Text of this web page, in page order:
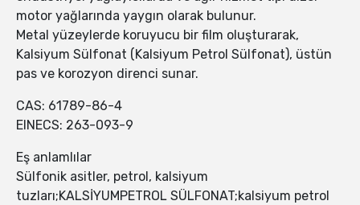
motor yağlarında yaygın olarak bulunur.
Metal yüzeylerde koruyucu bir film oluşturarak,
Kalsiyum Sülfonat (Kalsiyum Petrol Sülfonat), üstün
pas ve korozyon direnci sunar.
CAS: 61789-86-4
EINECS: 263-093-9
Eş anlamlılar
Sülfonik asitler, petrol, kalsiyum
tuzları;KALSİYUMPETROL SÜLFONAT;kalsiyum petrol